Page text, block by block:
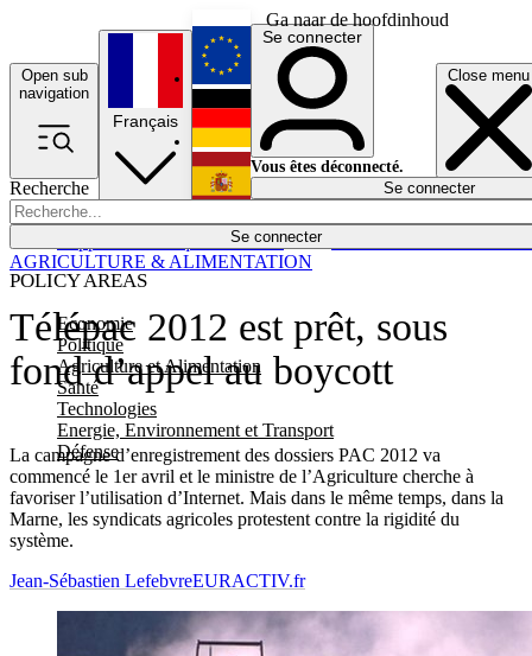
Ga naar de hoofdinhoud
Open sub
navigation
Close menu
Recherche
Se connecter
POLICY AREAS
Economie
Politique
Agriculture et Alimentation
Santé
Technologies
Energie, Environnement et Transport
Défense
Économie
Français
English
Deutsch
Español
Se connecter
Vous êtes déconnecté.
Se connecter
Télépac 2012 est prêt, sous
fond d’appel au boycott
La campagne d’enregistrement des dossiers PAC 2012 va
commencé le 1er avril et le ministre de l’Agriculture cherche à
favoriser l’utilisation d’Internet. Mais dans le même temps, dans la
Marne, les syndicats agricoles protestent contre la rigidité du
système.
AGRICULTURE & ALIMENTATION
Jean-Sébastien LefebvreEURACTIV.fr